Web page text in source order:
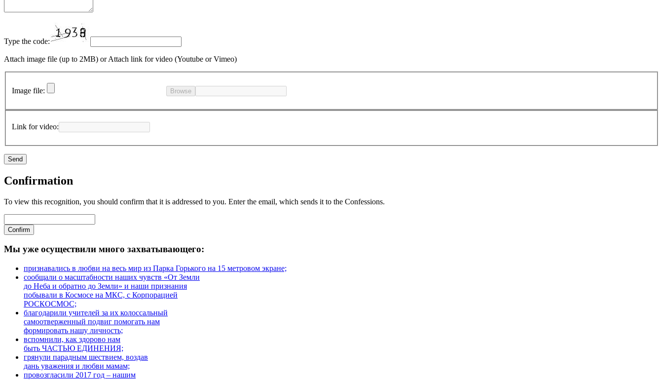
Type the code:
Attach image file (up to 2MB) or Attach link for video (Youtube or Vimeo)
Image file: Browse
Link for video:
Confirmation
To view this recognition, you should confirm that it is addressed to you. Enter the email, which sends it to the Confessions.
Мы уже осуществили много захватывающего:
признавались в любви на весь мир из Парка Горького на 15 метровом экране;
сообщали о масштабности наших чувств «От Земли
до Неба и обратно до Земли» и наши признания
побывали в Космосе на МКС, с Корпорацией
РОСКОСМОС;
благодарили учителей за их колоссальный
самоотверженный подвиг помогать нам
формировать нашу личность;
вспомнили, как здорово нам
быть ЧАСТЬЮ ЕДИНЕНИЯ;
грянули парадным шествием, воздав
дань уважения и любви мамам;
провозгласили 2017 год – нашим